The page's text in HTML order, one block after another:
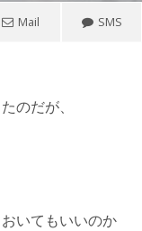
Mail SMS
のだが、
いてもいいのか